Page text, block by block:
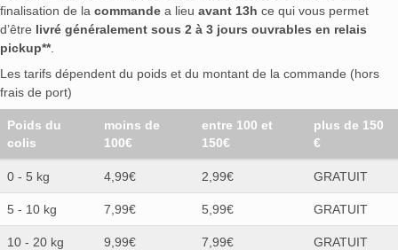
finalisation de la commande a lieu avant 13h ce qui vous permet
d’être livré généralement sous 2 à 3 jours ouvrables en relais
pickup**.
Les tarifs dépendent du poids et du montant de la commande (hors
frais de port)
Poids du
colis
moins de
100€
entre 100 et
150€
plus de 150
€
0 - 5 kg 4,99€ 2,99€ GRATUIT
5 - 10 kg 7,99€ 5,99€ GRATUIT
10 - 20 kg 9,99€ 7,99€ GRATUIT